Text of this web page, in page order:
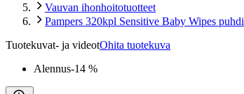
Vauvan ihonhoitotuotteet
Pampers 320kpl Sensitive Baby Wipes
Tuotekuvat- ja videotOhita tuotekuva
Alennus-14 %